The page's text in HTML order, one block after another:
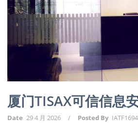
厦门TISAX可信信息
Date 29 4 月 2026 / Posted By